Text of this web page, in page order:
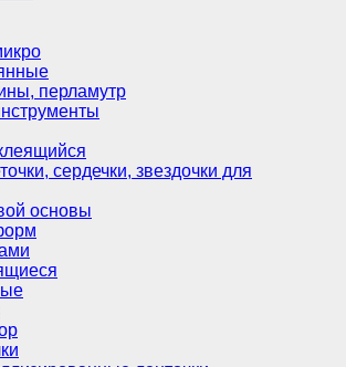
перламутр
сердечки, звездочки для
основы